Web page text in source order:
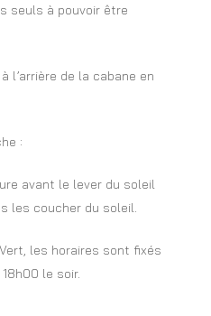
seuls à pouvoir être
l’arrière de la cabane en
:
avant le lever du soleil
les coucher du soleil.
les horaires sont fixés
le soir.